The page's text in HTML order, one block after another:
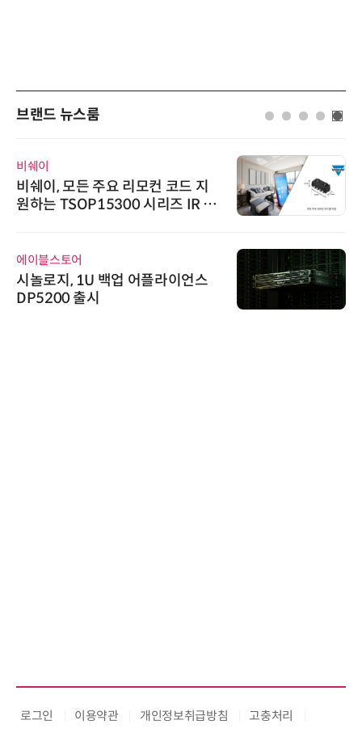
브랜드 뉴스룸
비쉐이
비쉐이, 모든 주요 리모컨 코드 지
원하는 TSOP15300 시리즈 IR 수
에이블스토어
시놀로지, 1U 백업 어플라이언스
DP5200 출시
로그인 이용약관 개인정보취급방침
고충처리